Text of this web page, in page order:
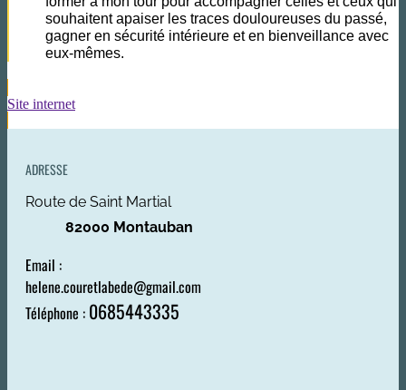
souhaitent apaiser les traces douloureuses du passé,
gagner en sécurité intérieure et en bienveillance avec
eux-mêmes.
Site internet
ADRESSE
Route de Saint Martial
82000 Montauban
Email :
helene.couretlabede@gmail.com
Téléphone : 0685443335